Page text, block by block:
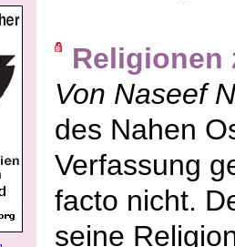
Religionen
Von Naseef
des Nahen
Verfassung
facto nicht.
seine